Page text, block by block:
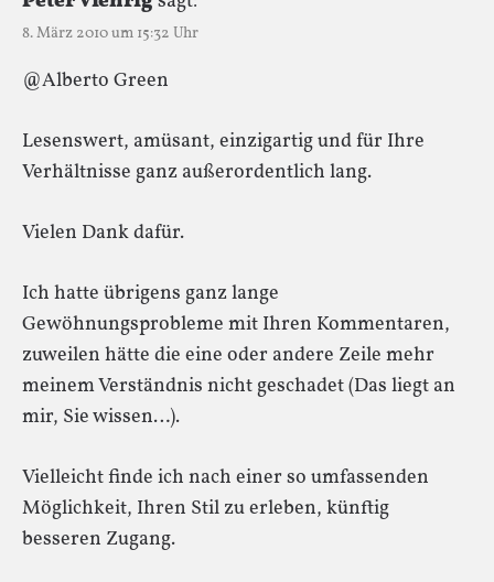
8. März 2010 um 15:32 Uhr
@Alberto Green
Lesenswert, amüsant, einzigartig und für Ihre
Verhältnisse ganz außerordentlich lang.
Vielen Dank dafür.
Ich hatte übrigens ganz lange
Gewöhnungsprobleme mit Ihren Kommentaren,
zuweilen hätte die eine oder andere Zeile mehr
meinem Verständnis nicht geschadet (Das liegt an
mir, Sie wissen…).
Vielleicht finde ich nach einer so umfassenden
Möglichkeit, Ihren Stil zu erleben, künftig
besseren Zugang.